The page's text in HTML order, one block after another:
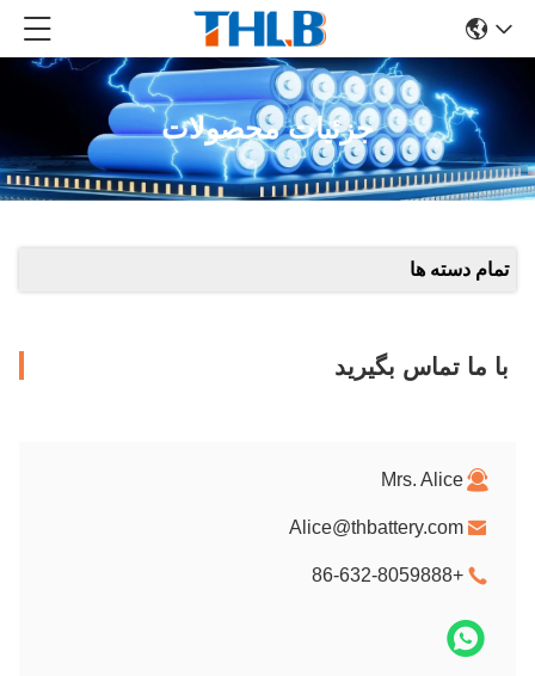
جزئیات محصولات
تمام دسته ها
با ما تماس بگیرید
Mrs. Alice
Alice@thbattery.com
+86-632-8059888